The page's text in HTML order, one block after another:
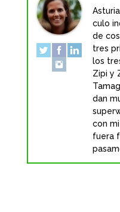
culo
de
tres
los
Zipi y
dan
con
fuera